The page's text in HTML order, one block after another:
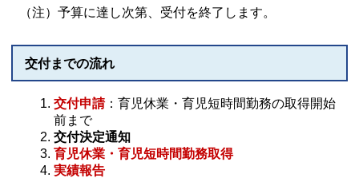
（注）予算に達し次第、受付を終了します。
交付までの流れ
交付申請：育児休業・育児短時間勤務の取得開始
前まで
交付決定通知
育児休業・育児短時間勤務取得
実績報告